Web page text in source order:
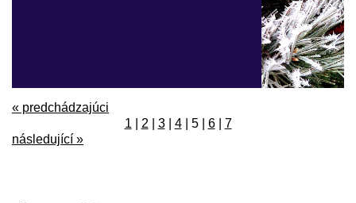
« predchádzajúci
1
2 3 4 5 6
7
následující »